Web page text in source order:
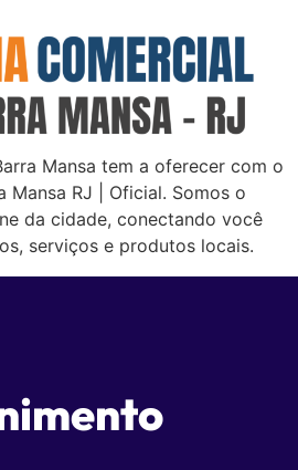
Mansa tem a oferecer com o
Mansa RJ | Oficial. Somos o
da cidade, conectando você
serviços e produtos locais.